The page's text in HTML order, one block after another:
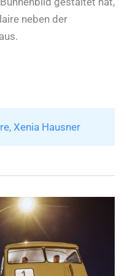
neben der
, Xenia Hausner